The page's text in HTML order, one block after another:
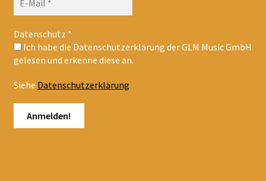
Datenschutz *
Ich habe die Datenschutzerklärung der GLM Music GmbH
gelesen und erkenne diese an.
Siehe Datenschutzerklärung